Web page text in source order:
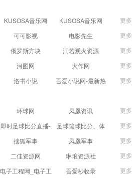
KUSOSA音乐网 KUSOSA音乐网
更多
可可影视 电影先生
更多
俄罗斯方块 洞若观火资源
更多
河图网 大作网
更多
洛书小说
吾爱小说网-最新热
更多
环球网 凤凰资讯
更多
即时足球比分直播-
精准赛程赛果及角
足球篮球比分、体
育赛果直播|让足球
更多
搜狐军事 凤凰军事
更多
二佳资源网 琳琅资源社
更多
电子工程网_电子工
吾爱秒收录
更多